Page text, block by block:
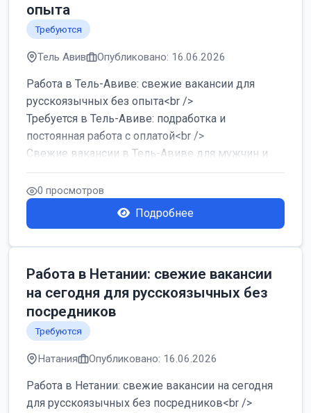
опыта
Требуются
Тель Авив Опубликовано: 16.06.2026
Работа в Тель-Авиве: свежие вакансии для
русскоязычных без опыта<br />
Требуется в Тель-Авиве: подработка и
постоянная работа с оплатой<br />
Свежие вакансии в Тель-Авиве для мужчин и
женщин от хозя...
0 просмотров
Подробнее
Работа в Нетании: свежие вакансии
на сегодня для русскоязычных без
посредников
Требуются
Натания Опубликовано: 16.06.2026
Работа в Нетании: свежие вакансии на сегодня
для русскоязычных без посредников<br />